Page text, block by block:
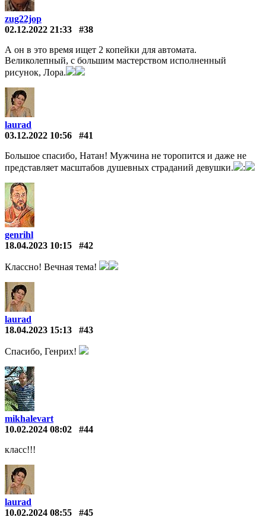
zug22jop
02.12.2022 21:33
#38
А он в это время ищет 2 копейки для автомата.
Великолепный, с большим мастерством исполненный
рисунок, Лора.
laurad
03.12.2022 10:56
#41
Большое спасибо, Натан! Мужчина не торопится и даже не
представляет масштабов душевных страданий девушки.
:
genrihl
18.04.2023 10:15
#42
Классно! Вечная тема!
laurad
18.04.2023 15:13
#43
Спасибо, Генрих!
mikhalevart
10.02.2024 08:02
#44
класс!!!
laurad
10.02.2024 08:55
#45